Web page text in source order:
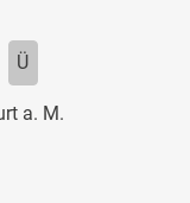
Ü
a. M.